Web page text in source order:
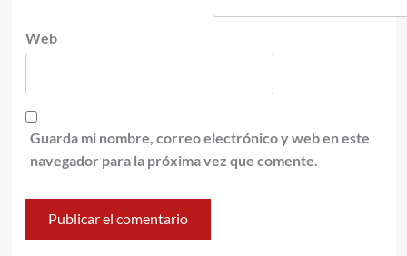
Web
Guarda mi nombre, correo electrónico y web en este
navegador para la próxima vez que comente.